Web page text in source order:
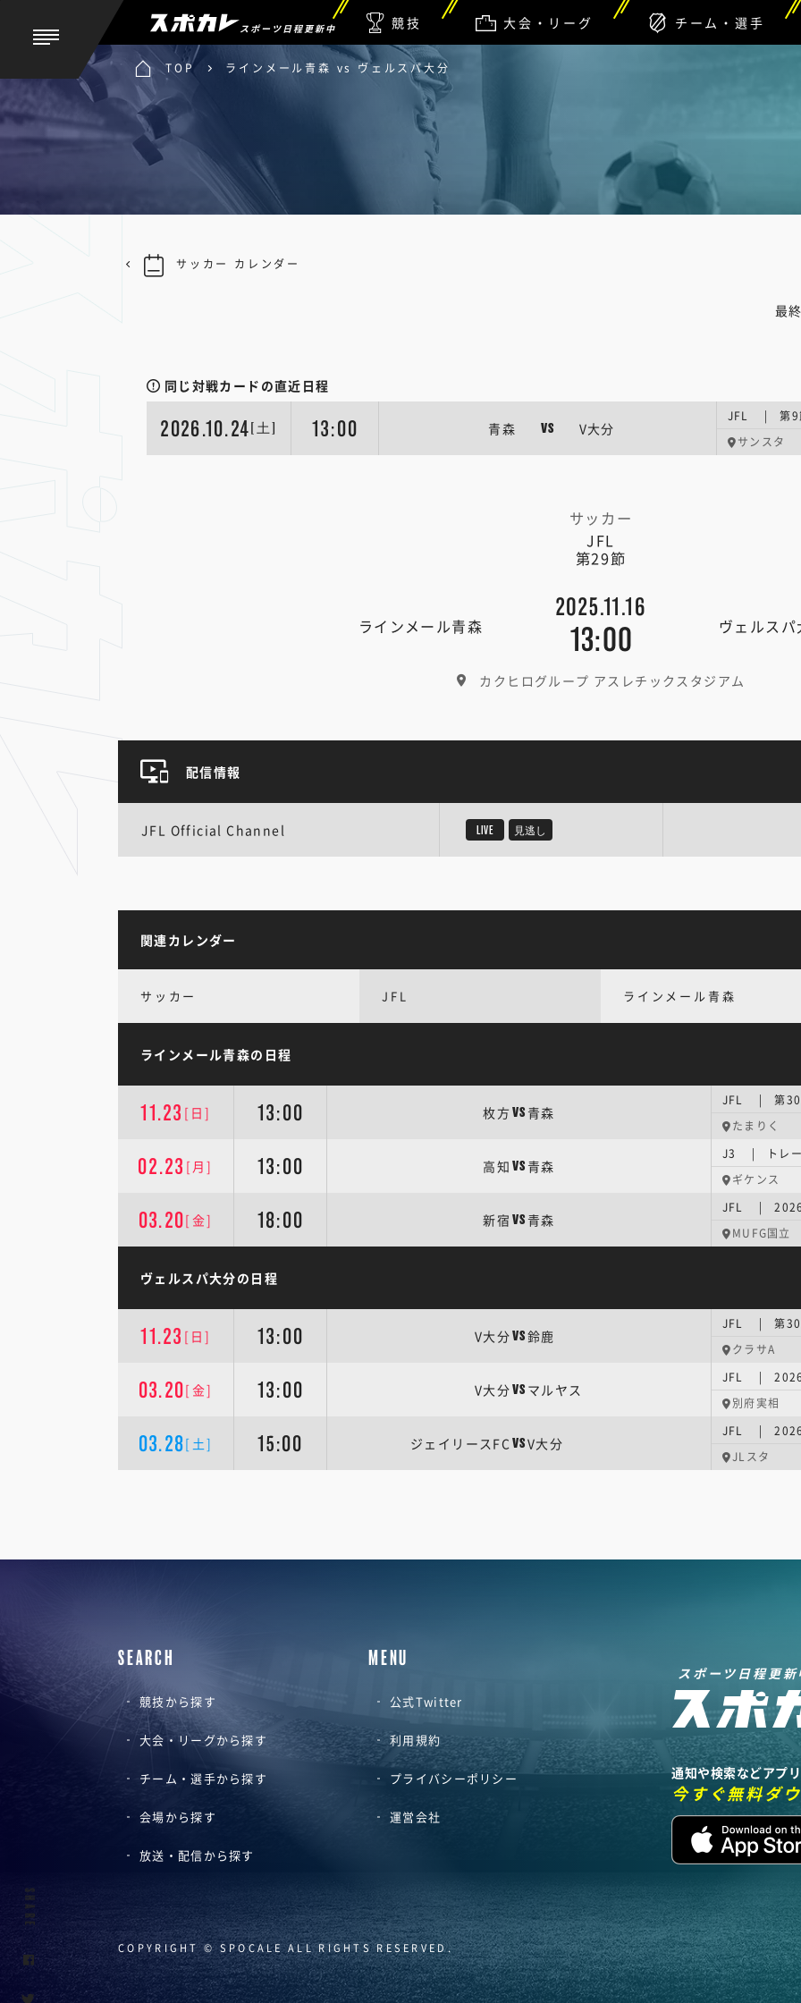
スポーツ日程更新中 競技 大会・リーグ チーム・選手
TOP ラインメール青森 vs ヴェルスパ大分
最
同じ対戦カードの直近日程
2026.10.24 [土] 13:00 青森 VS V大分
JFL | 第9
サンスタ
サッカー
JFL
第29節
ラインメール青森
2025.11.16
13:00 ヴェルスパ
カクヒログループ アスレチックスタジアム
サッカー カレンダー
配信情報
JFL Official Channel LIVE 見逃し
関連カレンダー
サッカー JFL ラインメール青森
ラインメール青森の日程
11.23 [日] 13:00 枚方VS 青森
JFL | 第30
たまりく
02.23 [月] 13:00 高知 VS 青森
J3 | トレー
ギケンス
03.20[金] 18:00 新宿 VS 青森
JFL | 2026
MUFG国立
ヴェルスパ大分の日程
11.23 [日] 13:00 V大分VS鈴鹿
JFL | 第30
クラサA
03.20[金] 13:00 V大分VS マルヤス
JFL | 2026
別府実相
03.28[土] 15:00 ジェイリースFCVSV大分
JFL | 2026
JLスタ
SEARCH
競技から探す
大会・リーグから探す
チーム・選手から探す
会場から探す
放送・配信から探す
MENU
公式Twitter
利用規約
プライバシーポリシー
運営会社
スポーツ日程更新
通知や検索などアプ
今すぐ無料ダ
COPYRIGHT © SPOCALE ALL RIGHTS RESERVED.
SHARE